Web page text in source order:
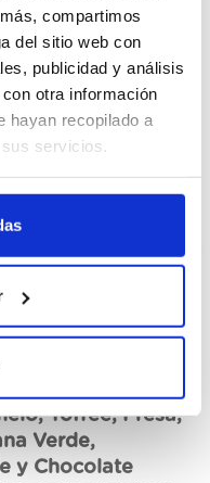
compartimos
del sitio web con
publicidad y análisis
otra información
hayan recopilado a
servicios.
Registra
ordina ora
tecnica
blanco.
Toffee, Fresa,
Verde,
y Chocolate